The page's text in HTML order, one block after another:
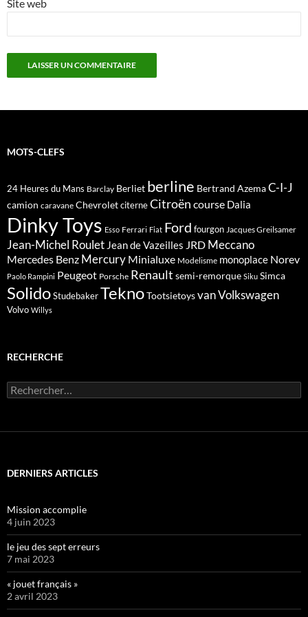
Site web
MOTS-CLEFS
24 Heures du Mans Barclay Berliet berline Bertrand AzemaC-I-J
camion caravane ChevroletciterneCitroën course Dalia
Dinky Toys Esso Ferrari Fiat Ford fourgon Jacques Greilsamer
Jean-Michel Roulet Jean de Vazeilles JRD Meccano
Mercedes Benz Mercury Minialuxe Modelisme monoplace Norev
Paolo Rampini Peugeot Porsche Renault semi-remorque Siku Simca
SolidoStudebakerTeknoTootsietoysvanVolkswagen
Volvo Willys
RECHERCHE
Rechercher :
DERNIERS ARTICLES
Mission accomplie
4 juin 2023
le jeu des sept erreurs
7 mai 2023
« jouet français »
2 avril 2023